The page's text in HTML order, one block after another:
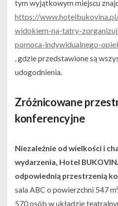
tym wyjątkowym miejscu
https://
widokiem-na-tatry-
pomoca-indywidualnego-
, gdzie przedstawione są
udogodnienia.
Zróżnicowane
konferencyjne
Niezależnie od wielkości i
wydarzenia, Hotel
odpowiednią przestrzenią
sala ABC o powierzchni 547
570 osób w układzie